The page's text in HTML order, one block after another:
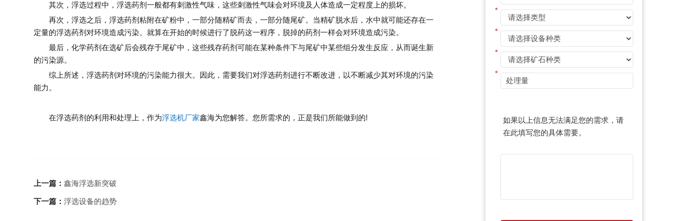
其次，浮选过程中，浮选药剂一般都有刺激性气味，这些刺激性气味会对环境及人体造成一定程度上的损坏。
再次，浮选之后，浮选药剂粘附在矿粉中，一部分随精矿而去，一部分随尾矿。当精矿脱水后，水中就可能还存在一
定量的浮选药剂对环境造成污染。就算在开始的时候进行了脱药这一程序，脱掉的药剂一样会对环境造成污染。
最后，化学药剂在选矿后会残存于尾矿中，这些残存药剂可能在某种条件下与尾矿中某些组分发生反应，从而诞生新
的污染源。
综上所述，浮选药剂对环境的污染能力很大。因此，需要我们对浮选药剂进行不断改进，以不断减少其对环境的污染
能力。
在浮选药剂的利用和处理上，作为浮选机厂家鑫海为您解答。您所需求的，正是我们所能做到的!
上一篇：鑫海浮选新突破
下一篇：浮选设备的趋势
*
*
*
*
如果以上信息无法满足您的需求，请
在此填写您的具体需要。